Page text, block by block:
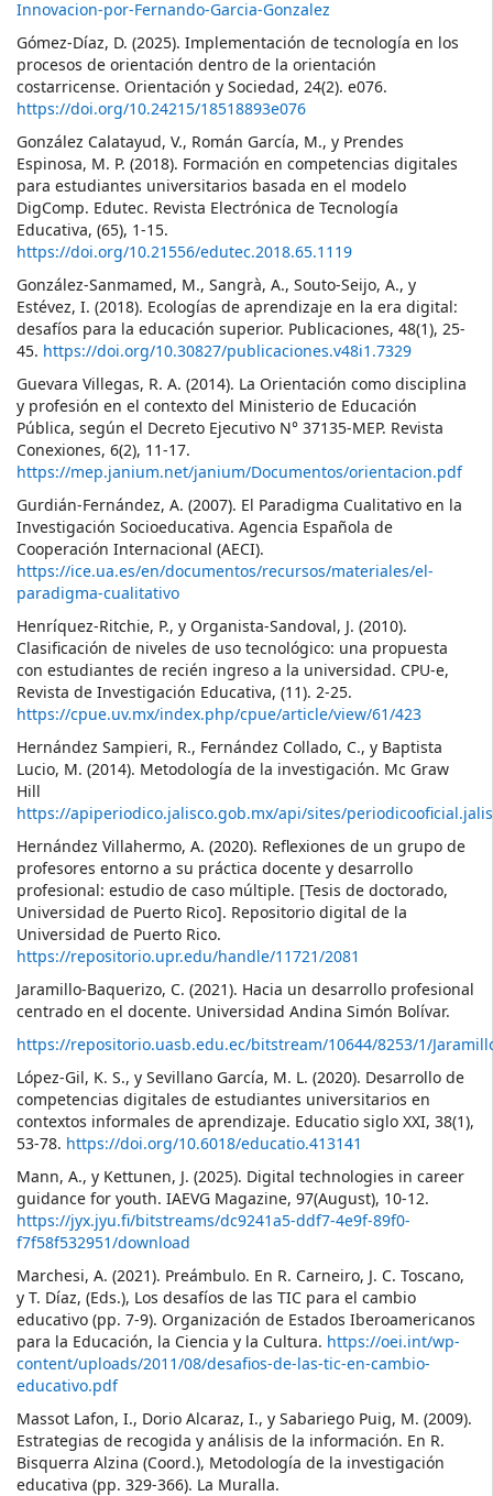
Innovacion-por-Fernando-Garcia-Gonzalez
Gómez-Díaz, D. (2025). Implementación de tecnología en los
procesos de orientación dentro de la orientación
costarricense. Orientación y Sociedad, 24(2). e076.
https://doi.org/10.24215/18518893e076
González Calatayud, V., Román García, M., y Prendes
Espinosa, M. P. (2018). Formación en competencias digitales
para estudiantes universitarios basada en el modelo
DigComp. Edutec. Revista Electrónica de Tecnología
Educativa, (65), 1-15.
https://doi.org/10.21556/edutec.2018.65.1119
González-Sanmamed, M., Sangrà, A., Souto-Seijo, A., y
Estévez, I. (2018). Ecologías de aprendizaje en la era digital:
desafíos para la educación superior. Publicaciones, 48(1), 25-
45. https://doi.org/10.30827/publicaciones.v48i1.7329
Guevara Villegas, R. A. (2014). La Orientación como disciplina
y profesión en el contexto del Ministerio de Educación
Pública, según el Decreto Ejecutivo N° 37135-MEP. Revista
Conexiones, 6(2), 11-17.
https://mep.janium.net/janium/Documentos/orientacion.pdf
Gurdián-Fernández, A. (2007). El Paradigma Cualitativo en la
Investigación Socioeducativa. Agencia Española de
Cooperación Internacional (AECI).
https://ice.ua.es/en/documentos/recursos/materiales/el-
paradigma-cualitativo
Henríquez-Ritchie, P., y Organista-Sandoval, J. (2010).
Clasificación de niveles de uso tecnológico: una propuesta
con estudiantes de recién ingreso a la universidad. CPU-e,
Revista de Investigación Educativa, (11). 2-25.
https://cpue.uv.mx/index.php/cpue/article/view/61/423
Hernández Sampieri, R., Fernández Collado, C., y Baptista
Lucio, M. (2014). Metodología de la investigación. Mc Graw
Hill
https://apiperiodico.jalisco.gob.mx/api/sites/
Hernández Villahermo, A. (2020). Reflexiones de un grupo de
profesores entorno a su práctica docente y desarrollo
profesional: estudio de caso múltiple. [Tesis de doctorado,
Universidad de Puerto Rico]. Repositorio digital de la
Universidad de Puerto Rico.
https://repositorio.upr.edu/handle/11721/2081
Jaramillo-Baquerizo, C. (2021). Hacia un desarrollo profesional
centrado en el docente. Universidad Andina Simón Bolívar.
https://repositorio.uasb.edu.ec/bitstream/10644/8253/1/
López-Gil, K. S., y Sevillano García, M. L. (2020). Desarrollo de
competencias digitales de estudiantes universitarios en
contextos informales de aprendizaje. Educatio siglo XXI, 38(1),
53-78. https://doi.org/10.6018/educatio.413141
Mann, A., y Kettunen, J. (2025). Digital technologies in career
guidance for youth. IAEVG Magazine, 97(August), 10-12.
https://jyx.jyu.fi/bitstreams/dc9241a5-ddf7-4e9f-89f0-
f7f58f532951/download
Marchesi, A. (2021). Preámbulo. En R. Carneiro, J. C. Toscano,
y T. Díaz, (Eds.), Los desafíos de las TIC para el cambio
educativo (pp. 7-9). Organización de Estados Iberoamericanos
para la Educación, la Ciencia y la Cultura. https://oei.int/wp-
content/uploads/2011/08/desafios-de-las-tic-en-cambio-
educativo.pdf
Massot Lafon, I., Dorio Alcaraz, I., y Sabariego Puig, M. (2009).
Estrategias de recogida y análisis de la información. En R.
Bisquerra Alzina (Coord.), Metodología de la investigación
educativa (pp. 329-366). La Muralla.